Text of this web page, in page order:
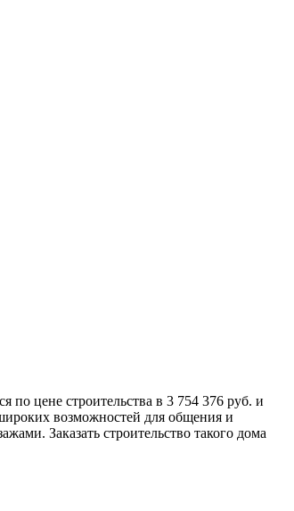
цене строительства в 3 754 376 руб. и
возможностей для общения и
Заказать строительство такого дома